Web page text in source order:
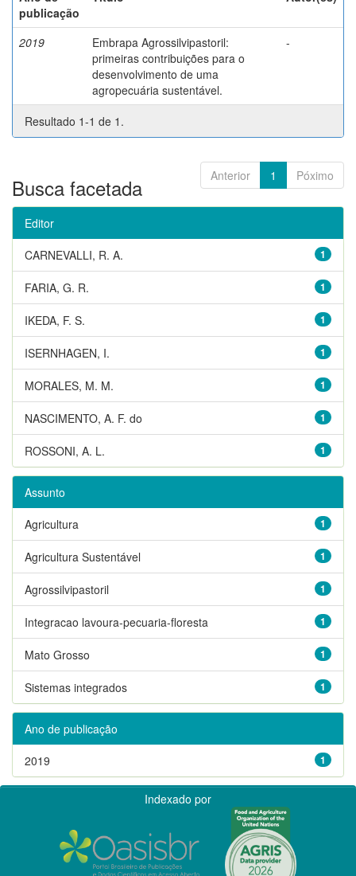
publicação
2019
Embrapa Agrossilvipastoril:
primeiras contribuições para o
desenvolvimento de uma
agropecuária sustentável.
-
Resultado 1-1 de 1.
Anterior 1 Póximo
Busca facetada
Editor
1
CARNEVALLI, R. A.
1
FARIA, G. R.
1
IKEDA, F. S.
1
ISERNHAGEN, I.
1
MORALES, M. M.
1
NASCIMENTO, A. F. do
1
ROSSONI, A. L.
Assunto
1
Agricultura
1
Agricultura Sustentável
1
Agrossilvipastoril
1
Integracao lavoura-pecuaria-floresta
1
Mato Grosso
1
Sistemas integrados
Ano de publicação
1
2019
Indexado por